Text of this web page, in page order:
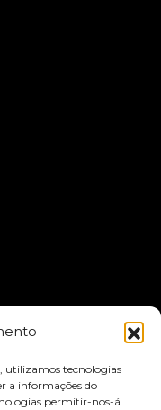
utilizamos tecnologias
a informações do
permitir-nos-á